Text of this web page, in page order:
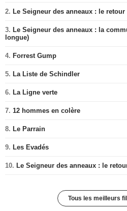
2. Le Seigneur des anneaux : le
3. Le Seigneur des anneaux : la
longue)
4. Forrest Gump
5. La Liste de Schindler
6. La Ligne verte
7. 12 hommes en colère
8. Le Parrain
9. Les Evadés
10. Le Seigneur des anneaux : le
Tous les meilleurs